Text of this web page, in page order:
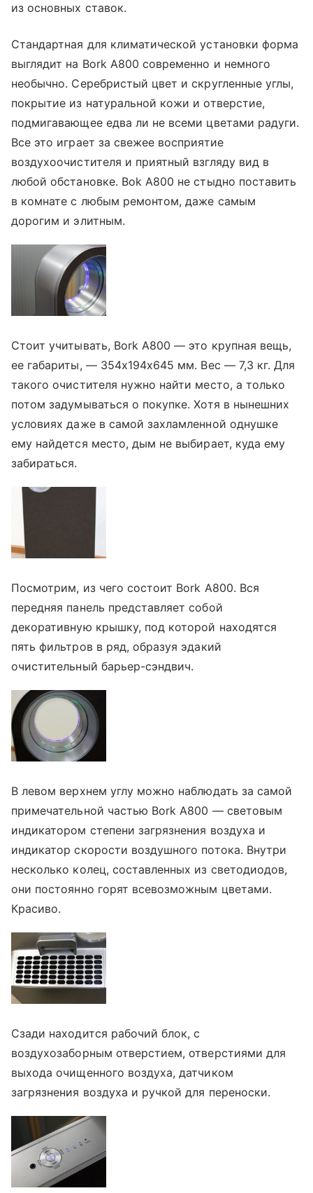
из основных ставок.
Стандартная для климатической установки форма
выглядит на Bork A800 современно и немного
необычно. Серебристый цвет и скругленные углы,
покрытие из натуральной кожи и отверстие,
подмигавающее едва ли не всеми цветами радуги.
Все это играет за свежее восприятие
воздухоочистителя и приятный взгляду вид в
любой обстановке. Bok A800 не стыдно поставить
в комнате с любым ремонтом, даже самым
дорогим и элитным.
Стоит учитывать, Bork A800 — это крупная вещь,
ее габариты, — 354х194х645 мм. Вес — 7,3 кг. Для
такого очистителя нужно найти место, а только
потом задумываться о покупке. Хотя в нынешних
условиях даже в самой захламленной однушке
ему найдется место, дым не выбирает, куда ему
забираться.
Посмотрим, из чего состоит Bork A800. Вся
передняя панель представляет собой
декоративную крышку, под которой находятся
пять фильтров в ряд, образуя эдакий
очистительный барьер-сэндвич.
В левом верхнем углу можно наблюдать за самой
примечательной частью Bork A800 — световым
индикатором степени загрязнения воздуха и
индикатор скорости воздушного потока. Внутри
несколько колец, составленных из светодиодов,
они постоянно горят всевозможным цветами.
Красиво.
Сзади находится рабочий блок, с
воздухозаборным отверстием, отверстиями для
выхода очищенного воздуха, датчиком
загрязнения воздуха и ручкой для переноски.